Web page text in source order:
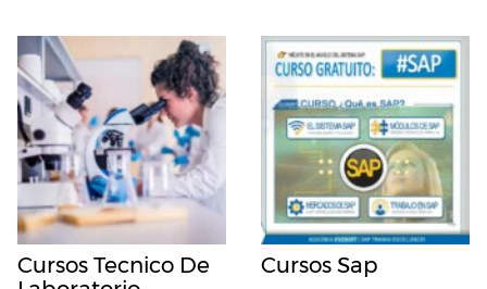
Cursos Tecnico De
Cursos Sap